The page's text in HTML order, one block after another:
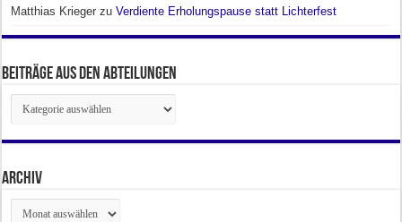
Matthias Krieger zuVerdiente Erholungspause statt Lichterfest
Beiträge aus den Abteilungen
Beiträge
aus
den
Abteilungen
Archiv
Archiv